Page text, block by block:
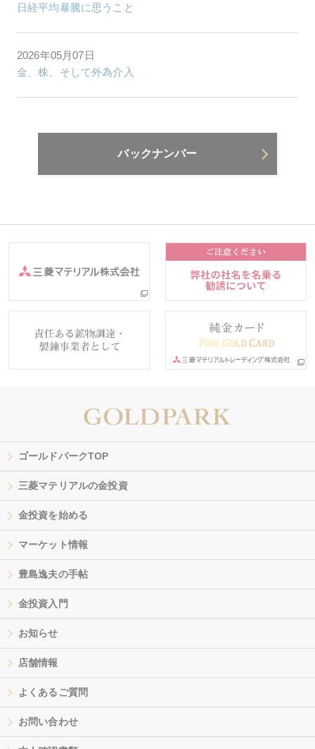
日経平均暴騰に思うこと
2026年05月07日
金、株、そして外為介入
バックナンバー
ゴールドパークTOP
三菱マテリアルの金投資
金投資を始める
マーケット情報
豊島逸夫の手帖
金投資入門
お知らせ
店舗情報
よくあるご質問
お問い合わせ